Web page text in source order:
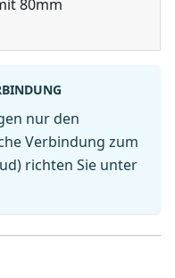
80mm
nur den
Verbindung zum
richten Sie unter